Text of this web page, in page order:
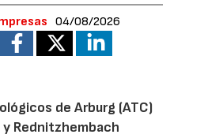
04/08/2026
de Arburg (ATC)
y Rednitzhembach